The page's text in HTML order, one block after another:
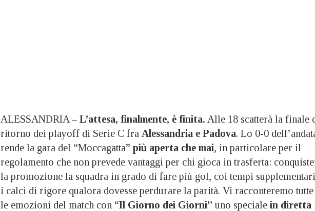
ALESSANDRIA – L’attesa, finalmente, è finita. Alle 18 scatterà la finale
ritorno dei playoff di Serie C fra Alessandria e Padova. Lo 0-0
rende la gara del “Moccagatta” più aperta che mai, in particolare per il
regolamento che non prevede vantaggi per chi gioca in trasferta:
la promozione la squadra in grado di fare più gol, coi tempi
i calci di rigore qualora dovesse perdurare la parità. Vi racconteremo tutte
le emozioni del match con “Il Giorno dei Giorni” uno speciale in diretta